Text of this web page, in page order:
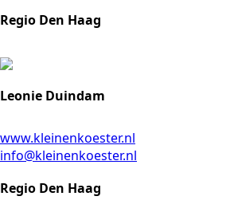
Regio Den Haag
Leonie Duindam
www.kleinenkoester.nl
info@kleinenkoester.nl
Regio Den Haag